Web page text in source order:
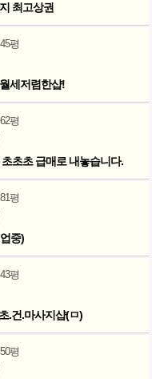
최고상권
45평
세저렴한샵!
62평
초초 급매로 내놓습니다.
81평
중)
43평
.건.마사지샵(ㅁ)
50평